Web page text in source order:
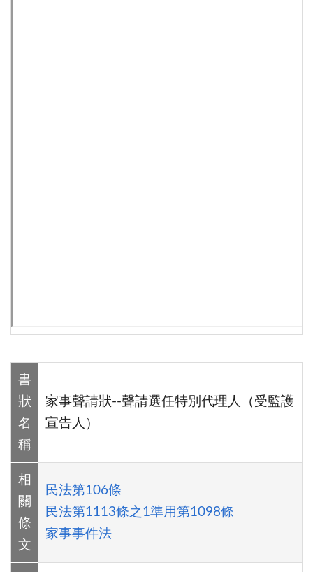
書
狀
名
稱
家事聲請狀--聲請選任特別代理人（受監護
宣告人）
相
關
條
文
民法第106條
民法第1113條之1準用第1098條
家事事件法